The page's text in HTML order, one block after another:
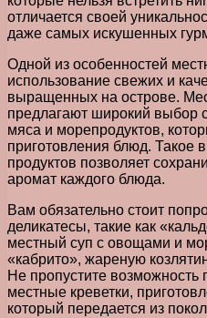
отличается своей
даже самых искушенных
Одной из особенностей
использование свежих и
выращенных на острове.
предлагают широкий выбор
мяса и морепродуктов,
приготовления блюд. Такое
продуктов позволяет
аромат каждого блюда.
Вам обязательно стоит
деликатесы, такие как
местный суп с овощами и
«кабрито», жареную
Не пропустите возможность
местные креветки,
который передается из